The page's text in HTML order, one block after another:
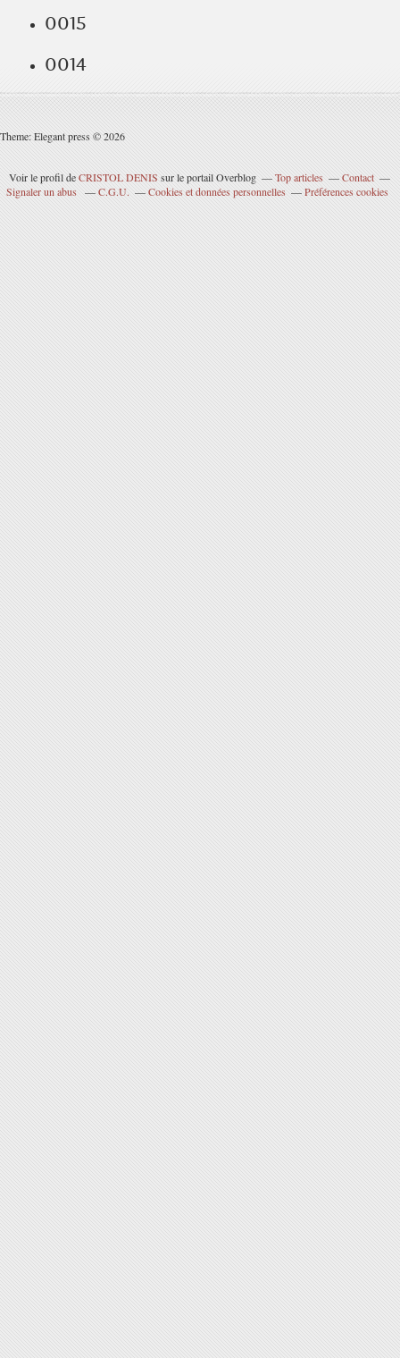
0015
0014
Theme: Elegant press © 2026
Voir le profil deCRISTOL DENIS sur le portail Overblog Top articles
Contact
Signaler un abus
C.G.U. Cookies et données personnelles Préférences cookies